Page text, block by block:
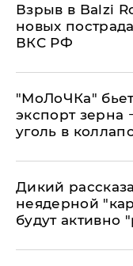
Взрыв в Balzi
новых
ВКС РФ
​"МоЛоЧКа"
экспорт зерна
уголь в
Дикий
неядерной
будут активно